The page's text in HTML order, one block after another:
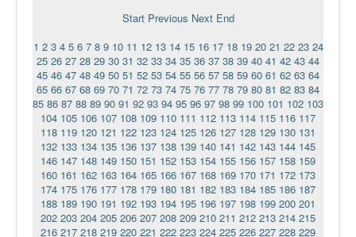
Сайт проекта Достоевский
Ермаковополе.рф
Start Previous Next End
1 2 3 4 5 6 7 8 9 10 11 12 13 14 15 16 17 18 19 20 21 22 23 24
25 26 27 28 29 30 31 32 33 34 35 36 37 38 39 40 41 42 43 44
45 46 47 48 49 50 51 52 53 54 55 56 57 58 59 60 61 62 63 64
65 66 67 68 69 70 71 72 73 74 75 76 77 78 79 80 81 82 83 84
85 86 87 88 89 90 91 92 93 94 95 96 97 98 99 100 101 102 103
104 105 106 107 108 109 110 111 112 113 114 115 116 117
118 119 120 121 122 123 124 125 126 127 128 129 130 131
132 133 134 135 136 137 138 139 140 141 142 143 144 145
146 147 148 149 150 151 152 153 154 155 156 157 158 159
160 161 162 163 164 165 166 167 168 169 170 171 172 173
174 175 176 177 178 179 180 181 182 183 184 185 186 187
188 189 190 191 192 193 194 195 196 197 198 199 200 201
202 203 204 205 206 207 208 209 210 211 212 213 214 215
216 217 218 219 220 221 222 223 224 225 226 227 228 229